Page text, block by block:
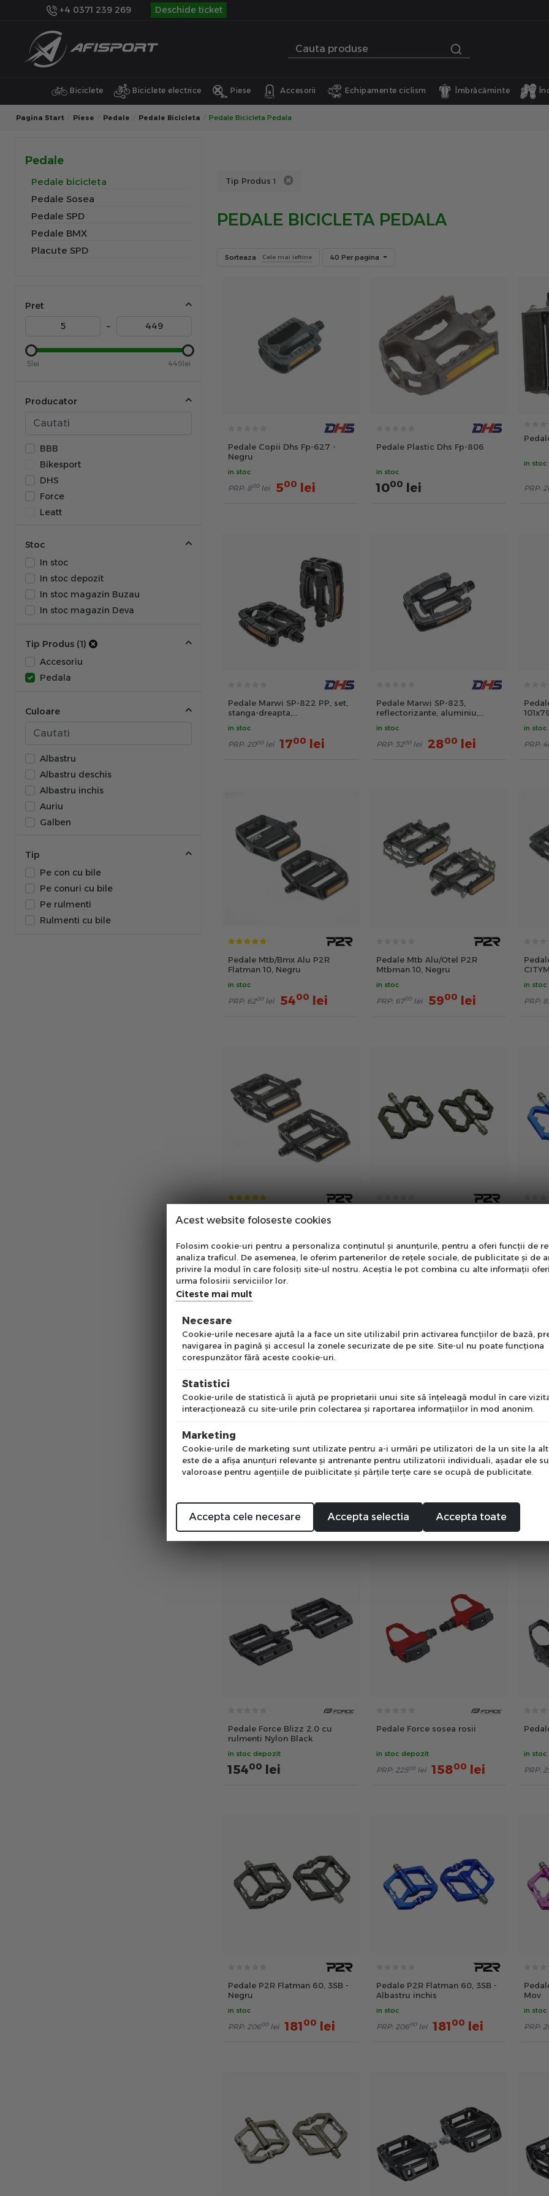
+4 0371 239 269 Deschide ticket
Biciclete Biciclete electrice Piese Accesorii Echipamente ciclism Îmbrăcăminte
Pagina Start Piese Pedale Pedale Bicicleta Pedale Bicicleta Pedala
Pedale
Pedale bicicleta
Pedale Sosea
Pedale SPD
Pedale BMX
Placute SPD
Pret
–
5lei 449lei
Producator
BBB
Bikesport
DHS
Force
Leatt
Reverse
RFR
Shimano
Union
VpComponents
Stoc
In stoc
In stoc depozit
In stoc magazin Buzau
In stoc magazin Deva
Tip Produs (1)
Accesoriu
Pedala
Culoare
Albastru
Albastru deschis
Albastru inchis
Auriu
Galben
Mov
Negru
Portocaliu
Rosu
Tip
Pe con cu bile
Pe conuri cu bile
Pe rulmenti
Rulmenti cu bile
Tip Produs 1
PEDALE BICICLETA PEDALA
Sorteaza Cele mai ieftine 40 Per pagina
Pedale Copii Dhs Fp-627 -
Negru
in stoc
PRP: 800 lei 500 lei
Pedale Plastic Dhs Fp-806
in stoc
1000 lei
in stoc
PRP:
Pedale Marwi SP-822 PP, set,
stanga-dreapta,
in stoc
PRP: 2000 lei 1700 lei
Pedale Marwi SP-823,
reflectorizante, aluminiu,
in stoc
PRP: 3200 lei 2800 lei
in stoc
PRP:
Pedale Mtb/Bmx Alu P2R
Flatman 10, Negru
in stoc
PRP: 6200 lei 5400 lei
Pedale Mtb Alu/Otel P2R
Mtbman 10, Negru
in stoc
PRP: 6700 lei 5900 lei
in stoc
PRP:
Pedale Mtb/Bmx Alu P2R
Flatman 20 Spr, Negru
in stoc
PRP:13400 lei 118 00 lei
in stoc
PRP:15400 lei 13600 lei
in stoc
PRP:
Pedale P2R Flatman 50, 3SB -
PRP: 154 lei 136 lei
Pedale P2R Flatman 50, 3SB -
PRP:154 136 lei
Pedale Force Blizz 2.0 cu
rulmenti Nylon Black
in stoc depozit
15400 lei
Pedale Force sosea rosii
in stoc depozit
PRP: 22500 lei 15800 lei
in
PRP:
Pedale P2R Flatman 60, 3SB -
Negru
in stoc
PRP: 20600 lei 18100 lei
Pedale P2R Flatman 60, 3SB -
Albastru inchis
in stoc
PRP: 20600 lei 18100 lei
Mov
in stoc
PRP:
Acest website foloseste cookies
Folosim cookie-uri pentru a personaliza conținutul și anunțurile, pentru a oferi funcții de
analiza traficul. De asemenea, le oferim partenerilor de rețele sociale, de publicitate și de
privire la modul în care folosiți site-ul nostru. Aceștia le pot combina cu alte informații
urma folosirii serviciilor lor.
Citeste mai mult
Necesare
Cookie-urile necesare ajută la a face un site utilizabil prin activarea funcţiilor de bază,
navigarea în pagină şi accesul la zonele securizate de pe site. Site-ul nu poate funcţiona
corespunzător fără aceste cookie-uri.
Statistici
Cookie-urile de statistică îi ajută pe proprietarii unui site să înţeleagă modul în care
interacţionează cu site-urile prin colectarea şi raportarea informaţiilor în mod anonim.
Marketing
Cookie-urile de marketing sunt utilizate pentru a-i urmări pe utilizatori de la un site la
este de a afişa anunţuri relevante şi antrenante pentru utilizatorii individuali, aşadar ele
valoroase pentru agenţiile de puiblicitate şi părţile terţe care se ocupă de publicitate.
Accepta cele necesare Accepta selectia Accepta toate
Abonare Newsletter
Abonează-te la newsletter
pentru a primi cele mai noi
Mă abonez